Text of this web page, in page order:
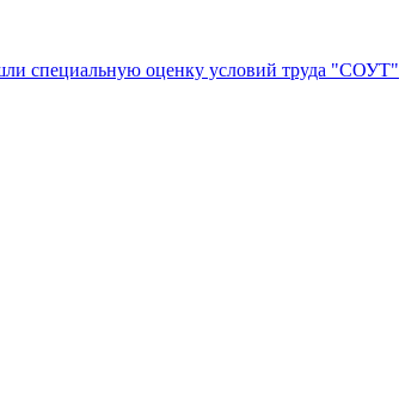
специальную оценку условий труда "СОУТ"